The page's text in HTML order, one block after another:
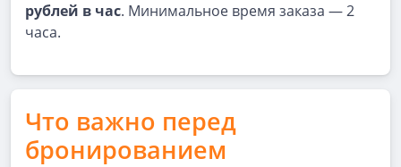
рублей в час. Минимальное время заказа — 2
часа.
Что важно перед
бронированием